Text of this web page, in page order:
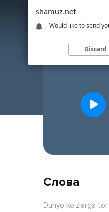
SHAMUZ
Слова
Dunyo ko'zlarga
shamuz.net
Would like to send
Discard